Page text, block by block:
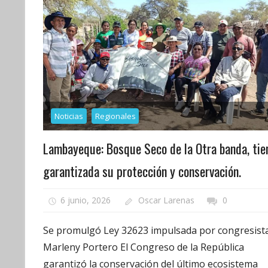
Noticias Regionales
Lambayeque: Bosque Seco de la Otra banda,
garantizada su protección y conservación.
6 junio, 2026 Oscar Larenas 0
Se promulgó Ley 32623 impulsada por
Marleny Portero El Congreso de la República
garantizó la conservación del último ecosistema